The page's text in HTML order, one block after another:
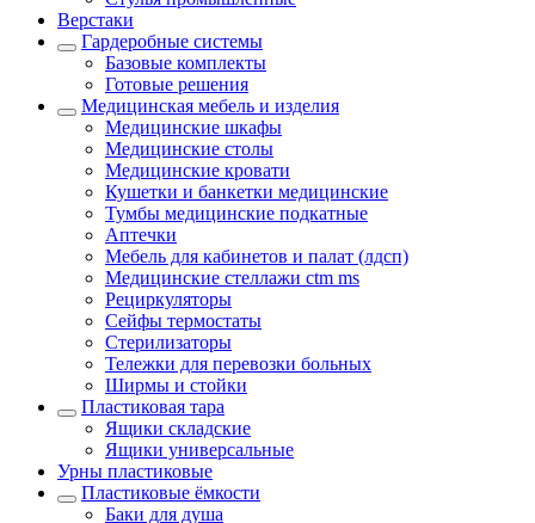
Верстаки
Гардеробные системы
Базовые комплекты
Готовые решения
Медицинская мебель и изделия
Медицинские шкафы
Медицинские столы
Медицинские кровати
Кушетки и банкетки медицинские
Тумбы медицинские подкатные
Аптечки
Мебель для кабинетов и палат (лдсп)
Медицинские стеллажи ctm ms
Рециркуляторы
Сейфы термостаты
Стерилизаторы
Тележки для перевозки больных
Ширмы и стойки
Пластиковая тара
Ящики складские
Ящики универсальные
Урны пластиковые
Пластиковые ёмкости
Баки для душа